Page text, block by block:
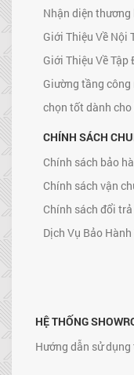
Nhận diện
Giới Thiệu Về Nội
Giới Thiệu Về
Giường tầng
chọn tốt dành cho
CHÍNH SÁCH
Chính sách bảo
Chính sách vận
Chính sách đổi
Dịch Vụ Bảo
HỆ THỐNG
Hướng dẫn sử